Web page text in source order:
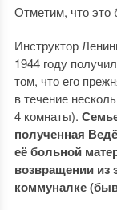
Отметим, что это
Инструктор
1944 году
том, что его
в течение
4 комнаты).
полученная
её больной
возвращении из
коммуналке